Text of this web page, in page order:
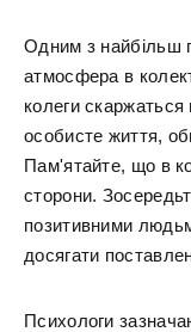
Одним з найбільш
атмосфера в
колеги
особисте життя,
Пам'ятайте, що в
сторони.
позитивними
досягати
Психологи